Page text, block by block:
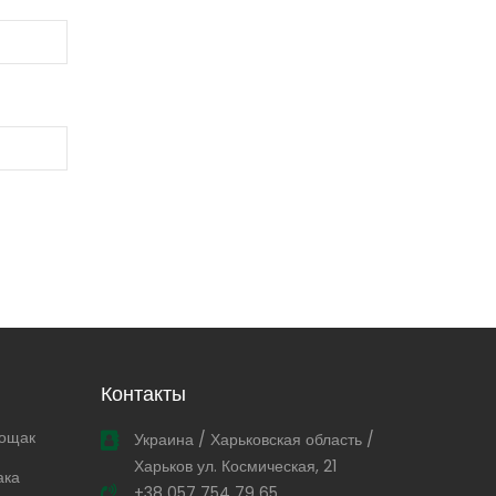
Контакты
Украина / Харьковская область /
Харьков ул. Космическая, 21